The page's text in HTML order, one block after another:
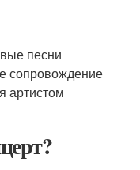
песни
сопровождение
артистом